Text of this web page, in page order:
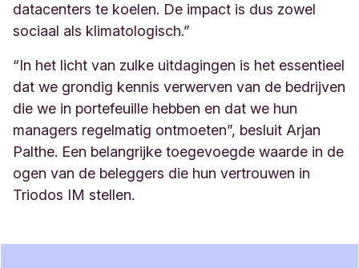
datacenters te koelen. De impact is dus zowel
sociaal als klimatologisch.”
“In het licht van zulke uitdagingen is het essentieel
dat we grondig kennis verwerven van de bedrijven
die we in portefeuille hebben en dat we hun
managers regelmatig ontmoeten”, besluit Arjan
Palthe. Een belangrijke toegevoegde waarde in de
ogen van de beleggers die hun vertrouwen in
Triodos IM stellen.